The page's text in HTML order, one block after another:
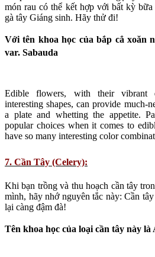
món rau có thể kết hợp với bất kỳ
gà tây Giáng sinh. Hãy thử đi!
Với tên khoa học của bắp cẳ xoăn
var. Sabauda
Edible flowers, with their vibrant
interesting shapes, can provide much-
a plate and whetting the appetite.
popular choices when it comes to
have so many interesting color
7. Cần Tây (Celery):
Khi bạn trồng và thu hoạch cần tây
mình, hãy nhớ nguyên tắc này: Cần
lại càng đậm đà!
Tên khoa học của loại cần tây này là